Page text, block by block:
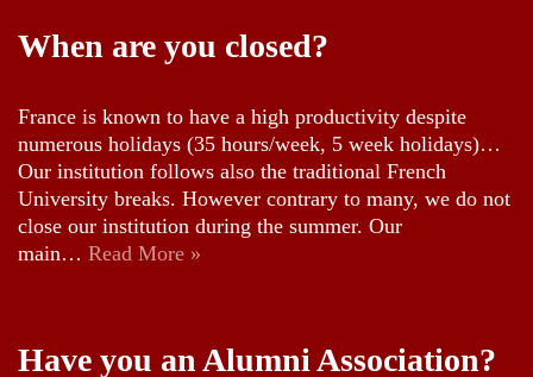
When are you closed?
France is known to have a high productivity despite
numerous holidays (35 hours/week, 5 week holidays)…
Our institution follows also the traditional French
University breaks. However contrary to many, we do not
close our institution during the summer. Our
main… Read More »
Have you an Alumni Association?